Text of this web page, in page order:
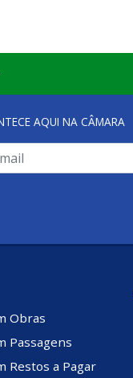
AQUI NA CÂMARA
Obras
Passagens
Restos a Pagar